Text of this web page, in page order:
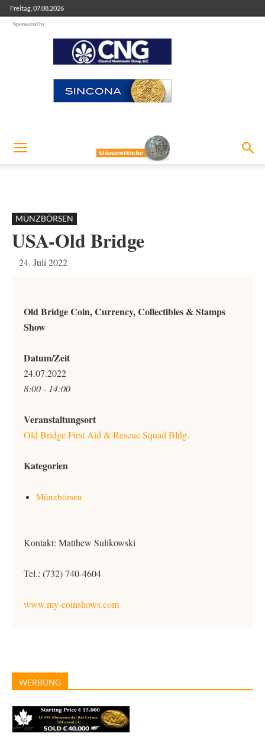
Freitag, 07.08.2026
Sponsored by
MÜNZBÖRSEN
USA-Old Bridge
24. Juli 2022
Old Bridge Coin, Currency, Collectibles & Stamps
Show
Datum/Zeit
24.07.2022
8:00 - 14:00
Veranstaltungsort
Old Bridge First Aid & Rescue Squad Bldg.
Kategorien
Münzbörsen
Kontakt: Matthew Sulikowski
Tel.: (732) 740-4604
www.my-coinshows.com
WERBUNG